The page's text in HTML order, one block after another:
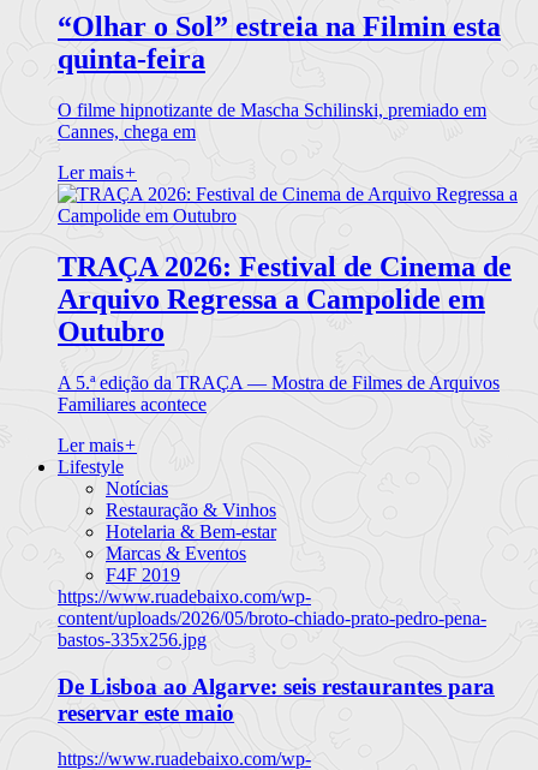
“Olhar o Sol” estreia na Filmin esta
quinta-feira
O filme hipnotizante de Mascha Schilinski, premiado em
Cannes, chega em
Ler mais+
TRAÇA 2026: Festival de Cinema de
Arquivo Regressa a Campolide em
Outubro
A 5.ª edição da TRAÇA — Mostra de Filmes de Arquivos
Familiares acontece
Ler mais+
Lifestyle
Notícias
Restauração & Vinhos
Hotelaria & Bem-estar
Marcas & Eventos
F4F 2019
https://www.ruadebaixo.com/wp-
content/uploads/2026/05/broto-chiado-prato-pedro-pena-
bastos-335x256.jpg
De Lisboa ao Algarve: seis restaurantes para
reservar este maio
https://www.ruadebaixo.com/wp-